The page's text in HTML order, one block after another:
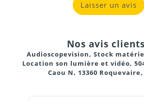
Laisser un avis
Nos avis
Audioscopevision, Stock
Location son lumière et vidéo,
Caou N, 13360